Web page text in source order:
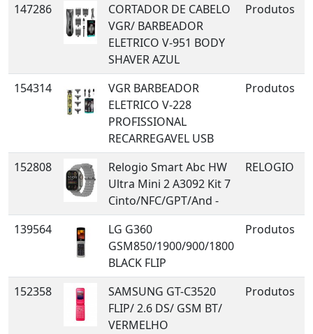
147286
CORTADOR DE CABELO
VGR/ BARBEADOR
ELETRICO V-951 BODY
SHAVER AZUL
Produtos
154314
VGR BARBEADOR
ELETRICO V-228
PROFISSIONAL
RECARREGAVEL USB
Produtos
152808
Relogio Smart Abc HW
Ultra Mini 2 A3092 Kit 7
Cinto/NFC/GPT/And -
RELOGIO
139564
LG G360
GSM850/1900/900/1800
BLACK FLIP
Produtos
152358
SAMSUNG GT-C3520
FLIP/ 2.6 DS/ GSM BT/
VERMELHO
Produtos